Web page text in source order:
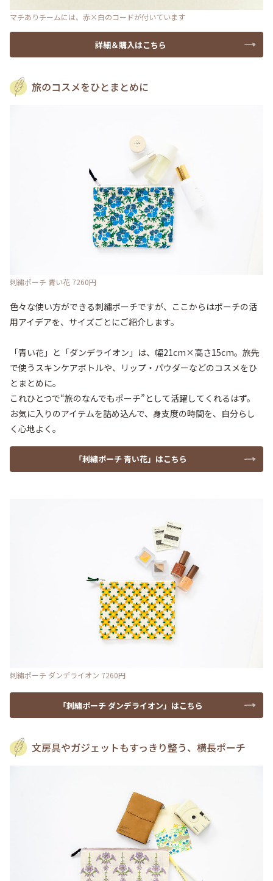
マチありチームには、赤×白のコードが付いています
詳細＆購入はこちら
旅のコスメをひとまとめに
刺繡ポーチ 青い花 7260円
色々な使い方ができる刺繡ポーチですが、ここからはポーチの活
用アイデアを、サイズごとにご紹介します。
「青い花」と「ダンデライオン」は、幅21cm×高さ15cm。旅先
で使うスキンケアボトルや、リップ・パウダーなどのコスメをひ
とまとめに。
これひとつで“旅のなんでもポーチ”として活躍してくれるはず。
お気に入りのアイテムを詰め込んで、身支度の時間を、自分らし
く心地よく。
「刺繡ポーチ 青い花」はこちら
刺繡ポーチ ダンデライオン 7260円
「刺繡ポーチ ダンデライオン」はこちら
文房具やガジェットもすっきり整う、横長ポーチ